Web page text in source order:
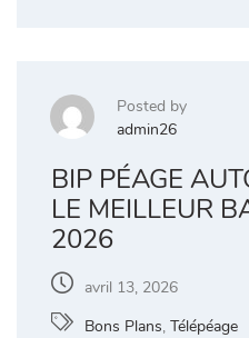
Posted by
admin26
BIP PÉAGE
LE MEILLEUR
2026
avril 13, 2026
Bons Plans, Télépéage